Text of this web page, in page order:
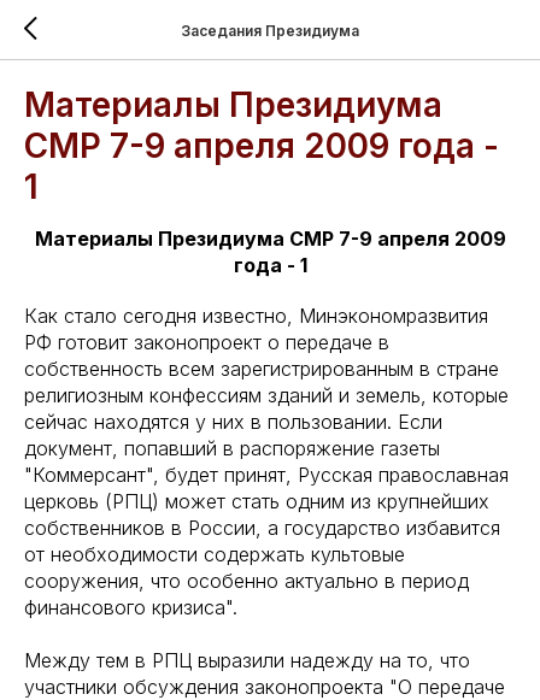
Заседания Президиума
Материалы Президиума
СМР 7-9 апреля 2009 года -
1
Материалы Президиума СМР 7-9 апреля 2009
года - 1
Как стало сегодня известно, Минэкономразвития
РФ готовит законопроект о передаче в
собственность всем зарегистрированным в стране
религиозным конфессиям зданий и земель, которые
сейчас находятся у них в пользовании. Если
документ, попавший в распоряжение газеты
"Коммерсант", будет принят, Русская православная
церковь (РПЦ) может стать одним из крупнейших
собственников в России, а государство избавится
от необходимости содержать культовые
сооружения, что особенно актуально в период
финансового кризиса".
Между тем в РПЦ выразили надежду на то, что
участники обсуждения законопроекта "О передаче